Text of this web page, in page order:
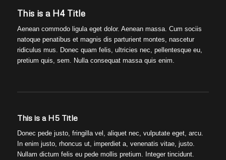
This is a H4 Title
Aenean commodo ligula eget dolor. Aenean massa. Cum sociis
natoque penatibus et magnis dis parturient montes, nascetur
ridiculus mus. Donec quam felis, ultricies nec, pellentesque eu,
pretium quis, sem. Nulla consequat massa quis enim.
This is a H5 Title
Donec pede justo, fringilla vel, aliquet nec, vulputate eget, arcu.
In enim justo, rhoncus ut, imperdiet a, venenatis vitae, justo.
Nullam dictum felis eu pede mollis pretium. Integer tincidunt.